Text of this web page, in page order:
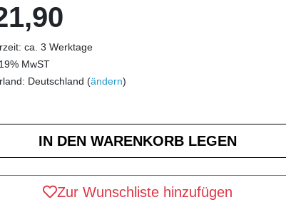
ca. 3 Werktage
MwST
Deutschland (ändern)
Zur Wunschliste hinzufügen